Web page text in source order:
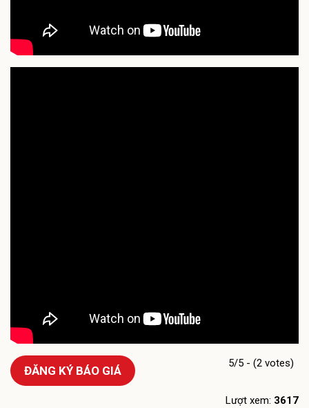
5/5 - (2 votes)
ĐĂNG KÝ BÁO GIÁ
Lượt xem: 3617